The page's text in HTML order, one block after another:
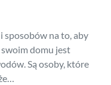
sposobów na to, aby
swoim domu jest
Są osoby, które